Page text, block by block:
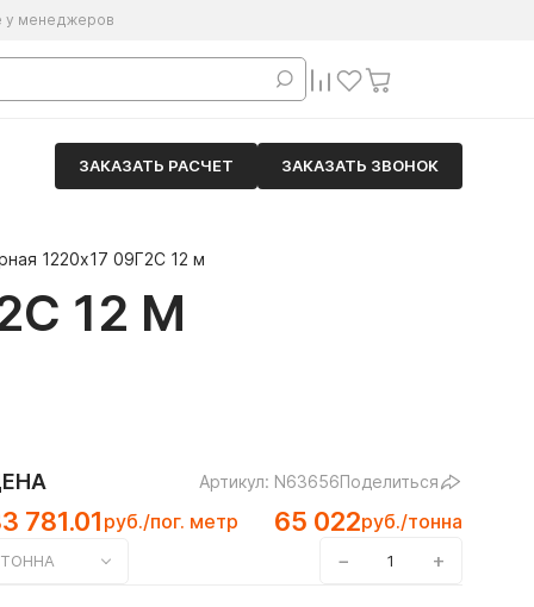
у менеджеров
ЗАКАЗАТЬ РАСЧЕТ ЗАКАЗАТЬ ЗВОНОК
1220х17 09Г2С 12 м
12 М
Артикул: N63656Поделиться
781.01 руб./пог. метр 65 022руб./тонна
ТОННА − +